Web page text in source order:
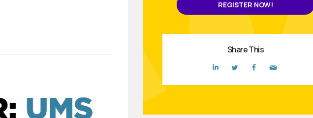
REGISTER NOW!
Share This